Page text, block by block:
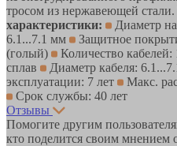
тросом из нержавеющей стали.
характеристики:
Диаметр
6.1...7.1 мм
Защитное
(голый)
Количество кабелей:
сплав
Диаметр кабеля:
эксплуатации: 7 лет
Макс.
Срок службы: 40 лет
Отзывы
Помогите другим
кто поделится своим мнением